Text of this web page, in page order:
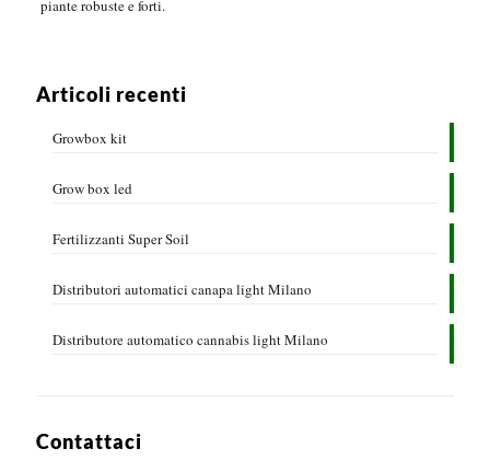
piante robuste e forti.
Articoli recenti
Growbox kit
Grow box led
Fertilizzanti Super Soil
Distributori automatici canapa light Milano
Distributore automatico cannabis light Milano
Contattaci